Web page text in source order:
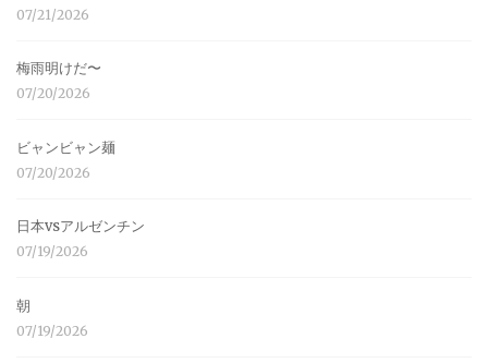
07/21/2026
梅雨明けだ〜
07/20/2026
ビャンビャン麺
07/20/2026
日本vsアルゼンチン
07/19/2026
朝
07/19/2026